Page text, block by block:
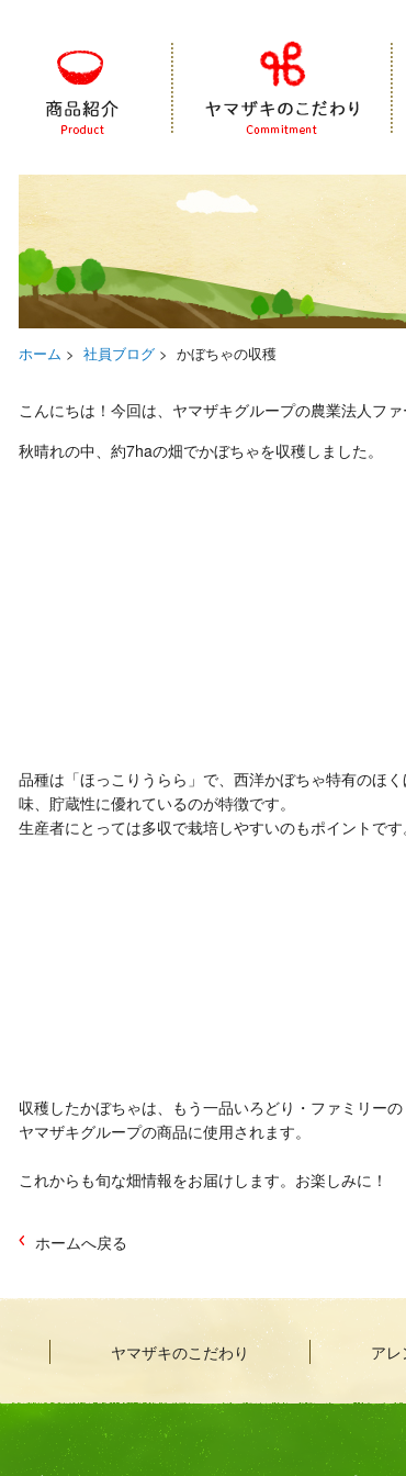
ホーム > 社員ブログ > かぼちゃの収穫
こんにちは！今回は、ヤマザキグループの農業法人フ
秋晴れの中、約7haの畑でかぼちゃを収穫しました。
品種は「ほっこりうらら」で、西洋かぼちゃ特有のほ
味、貯蔵性に優れているのが特徴です。
生産者にとっては多収で栽培しやすいのもポイントです
収穫したかぼちゃは、もう一品いろどり・ファミリー
ヤマザキグループの商品に使用されます。
これからも旬な畑情報をお届けします。お楽しみに！
ホームへ戻る
ヤマザキのこだわり ア